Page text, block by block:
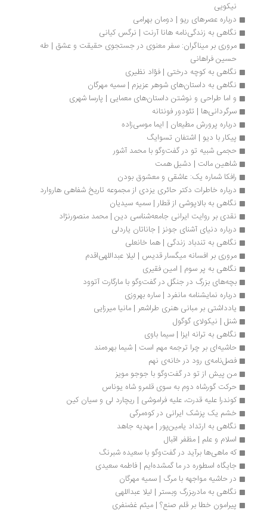
درباره عصرهای ریو | دومان بهرامی
نگاهی به زندگی‏‌نامه هانا آرنت | نرگس کیانی
مروری بر میناگران: سفر معنوی در جستجوی حقیقت و عشق | طه
حسین فراهانی
نگاهی به کوچه درختی | فؤاد نظیری
نگاهی به داستان‌های شوهر عزیزم | سمیه مهرگان
و اما طراحی و نوشتن داستان‌های معمایی | پارسا شهری
سرگردانی‌ها | تئودور فونتانه
درباره پرورش مطیعان | ایما موسی‌زاده
پیکار با دیو | اشتفان تسوایگ
حجمی شبیه تو در گفت‌وگو با محمد آشور
شاهین مالت | دشیل همت
رافکا شماره یک: عاشقی و معشوق بودن
درباره خاطرات دکتر حائری یزدی از مجموعه تاریخ شفاهی هاروارد
نگاهی به بالاپوشی از قطار | سمیه سیدیان
نقدی بر روایت ایرانی جامعه‌شناسی دین | محمد منصورنژاد
درباره دنیای آشنای جونز | جاناتان یاردلی
نگاهی به تندباد زندگی | هما خانعلی
مروری بر افسانه میگسار قدیس | لیلا عبداللهی‌اقدم
نگاهی به پر سوم | امین فقیری
بچه‌های بزرگ در جنگل در گفت‌وگو با مارگارت آتوود
درباره نمایشنامه مانفرد | ساره بهروزی
یادداشتی بر مبانی هنری طراشعر | مانیا میرزایی
شنل | نیکولای گوگول
نگاهی به ترانه ایزا | سیما باوی
حاشیه‌ای بر چرا ترجمه مهم است | شیما بهره‌مند
فصل‌نامه‌ی رود در خانه‌ی نهم
من پیش از تو در گفت‌وگو با جوجو مویز
حرکت گورشاه دوم به سوی قلمرو شاه یوناس
کوندرا علیه قدرت، علیه فراموشی | ریچارد لی و سیان کین
خشم یک پزشک ایرانی در کوه‌مرگی
نگاهی به ارتداد یامین‌پور | مهدیه جاهد
اسلام و علم | مظفر اقبال
که ماهی‌ها برآید در گفت‌وگو با سعیده شبرنگ
جایگاه اسطوره در ما گمشده‌ایم | فاطمه سعیدی
در حاشیه مواجهه با مرگ | سمیه مهرگان
نگاهی به مادربزرگ وبستر | لیلا عبداللهی
پیرامون خطا بر قلم صنع؟ | میثم غضنفری